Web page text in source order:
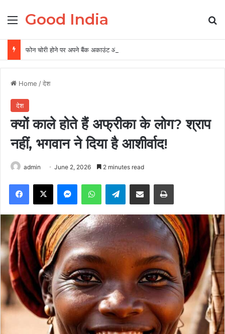
Menu
Good India
Home /देश
देश
क्यों काले होते हैं अफ्रीका के लोग? श्राप
नहीं, भगवान ने दिया है आशीर्वाद!
admin June 2, 2026 2 minutes read
Facebook
X MessengerWhatsAppTelegramShare via Email Print